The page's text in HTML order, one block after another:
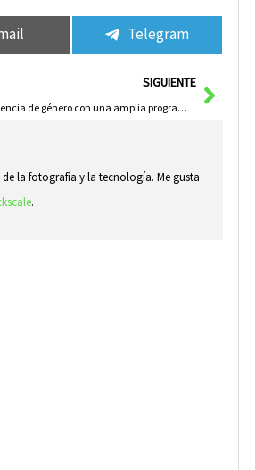
Telegram
SIGUIENTE
Herencia se moviliza contra la violencia de género con una amplia programación
la fotografía y la tecnología. Me gusta
.